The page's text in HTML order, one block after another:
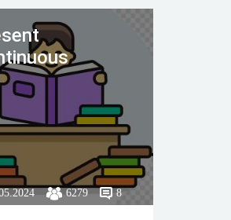
Т.А.Ладыженской
язык, 5 класс».
6279 8